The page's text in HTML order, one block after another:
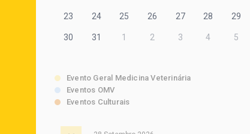
23 24 25 26 27 28 29
30 31 1 2 3 4 5
Evento Geral Medicina Veterinária
Eventos OMV
Eventos Culturais